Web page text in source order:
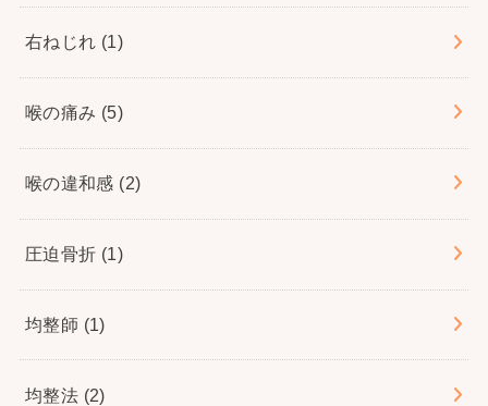
右ねじれ (1)
喉の痛み (5)
喉の違和感 (2)
圧迫骨折 (1)
均整師 (1)
均整法 (2)